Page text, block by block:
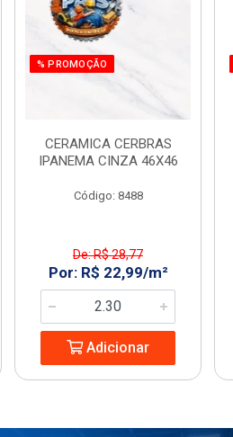
% PROMOÇÃO
CERAMICA CERBRAS
IPANEMA CINZA 46X46
Código: 8488
De: R$ 28,77
Por: R$ 22,99/m²
Adicionar